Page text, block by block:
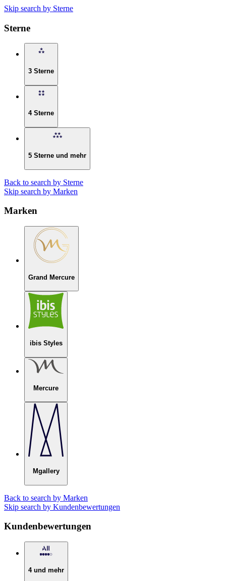
Skip search by Sterne
Sterne
3 Sterne
4 Sterne
5 Sterne und mehr
Back to search by Sterne
Skip search by Marken
Marken
Grand Mercure
ibis Styles
Mercure
Mgallery
Back to search by Marken
Skip search by Kundenbewertungen
Kundenbewertungen
4 und mehr